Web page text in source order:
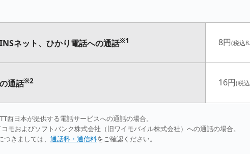
ネット、ひかり電話への通話※1 8円(税込
通話※2 16円(税
西日本が提供する電話サービスへの通話の場合。
モおよびソフトバンク株式会社（旧ワイモバイル株式会社）への通話の場合。
きましては、 通話料・通信料をご確認ください。